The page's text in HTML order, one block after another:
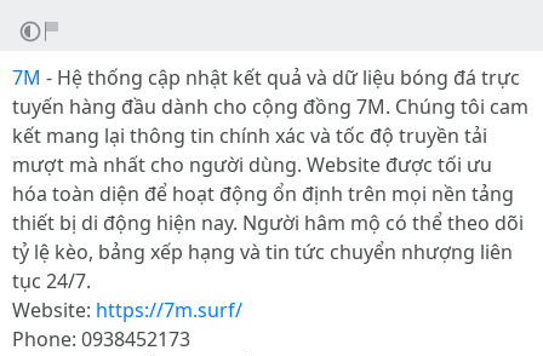
7M - Hệ thống cập nhật kết quả và dữ liệu bóng đá trực
tuyến hàng đầu dành cho cộng đồng 7M. Chúng tôi cam
kết mang lại thông tin chính xác và tốc độ truyền tải
mượt mà nhất cho người dùng. Website được tối ưu
hóa toàn diện để hoạt động ổn định trên mọi nền tảng
thiết bị di động hiện nay. Người hâm mộ có thể theo dõi
tỷ lệ kèo, bảng xếp hạng và tin tức chuyển nhượng liên
tục 24/7.
Website: https://7m.surf/
Phone: 0938452173